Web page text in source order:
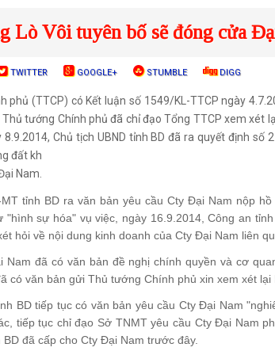
Lò Vôi tuyên bố sẽ đóng cửa
TWITTER GOOGLE+ STUMBLE DIGG
phủ (TTCP) có Kết luận số 1549/KL-TTCP ngày
tướng Chính phủ đã chỉ đạo Tổng TTCP xem xét
Chủ tịch UBND tỉnh BD đã ra quyết định số
đất kh
Nam.
tỉnh BD ra văn bản yêu cầu Cty Đại Nam nộp
sự hóa" vụ việc, ngày 16.9.2014, Công an
hỏi về nội dung kinh doanh của Cty Đại Nam liên
Nam đã có văn bản đề nghị chính quyền và cơ
có văn bản gửi Thủ tướng Chính phủ xin xem xét lại
BD tiếp tục có văn bản yêu cầu Cty Đại Nam
tiếp tục chỉ đạo Sở TNMT yêu cầu Cty Đại Nam
đã cấp cho Cty Đại Nam trước đây.